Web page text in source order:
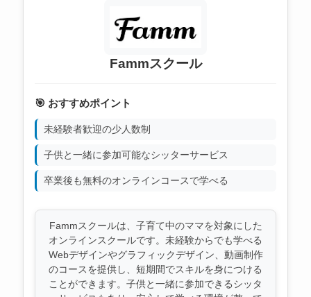
Fammスクール
🎯 おすすめポイント
未経験者歓迎の少人数制
子供と一緒に参加可能なシッターサービス
卒業後も無料のオンラインコースで学べる
Fammスクールは、子育て中のママを対象にした
オンラインスクールです。未経験からでも学べる
Webデザインやグラフィックデザイン、動画制作
のコースを提供し、短期間でスキルを身につける
ことができます。子供と一緒に参加できるシッタ